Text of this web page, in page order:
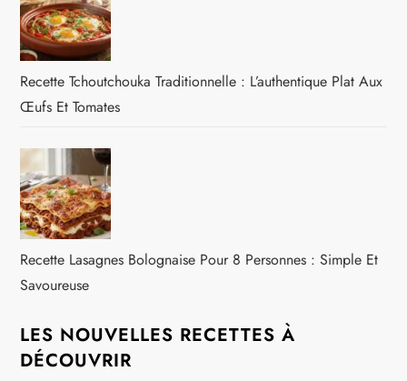
Recette Tchoutchouka Traditionnelle : L’authentique Plat Aux
Œufs Et Tomates
Recette Lasagnes Bolognaise Pour 8 Personnes : Simple Et
Savoureuse
LES NOUVELLES RECETTES À
DÉCOUVRIR